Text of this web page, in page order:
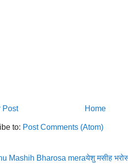
Post Home
to: Post Comments (Atom)
Mashih Bharosa meraयेशु मसीह